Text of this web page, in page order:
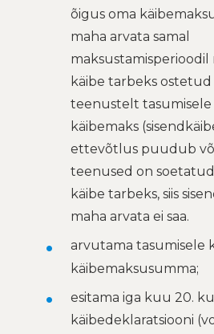
õigus oma
maha arvata samal
maksustamisperioodil
käibe tarbeks
teenustelt
käibemaks
ettevõtlus puudub
teenused on
käibe tarbeks, siis
maha arvata ei saa.
arvutama tasumisele
käibemaksusumma;
esitama iga kuu 20.
käibedeklaratsiooni